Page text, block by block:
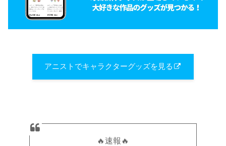
アニストでキャラクターグッズを見る
🔥速報🔥